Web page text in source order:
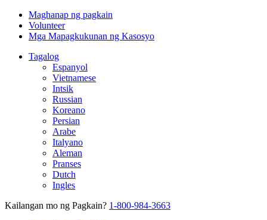
Maghanap ng pagkain
Volunteer
Mga Mapagkukunan ng Kasosyo
Tagalog
Espanyol
Vietnamese
Intsik
Russian
Koreano
Persian
Arabe
Italyano
Aleman
Pranses
Dutch
Ingles
Kailangan mo ng Pagkain? 1-800-984-3663